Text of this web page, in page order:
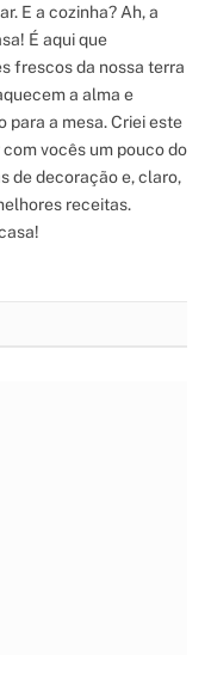
E a cozinha? Ah, a
É aqui que
frescos da nossa terra
a alma e
para a mesa. Criei este
vocês um pouco do
de decoração e, claro,
receitas.